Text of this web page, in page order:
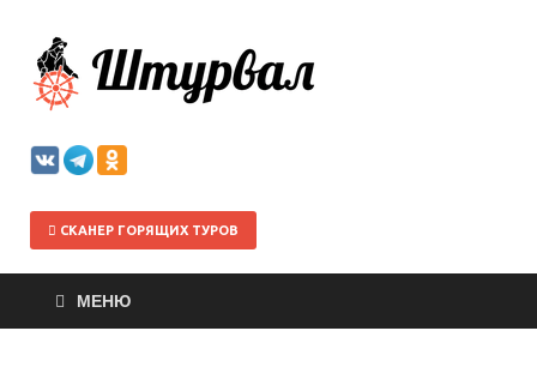
СКАНЕР ГОРЯЩИХ ТУРОВ
МЕНЮ